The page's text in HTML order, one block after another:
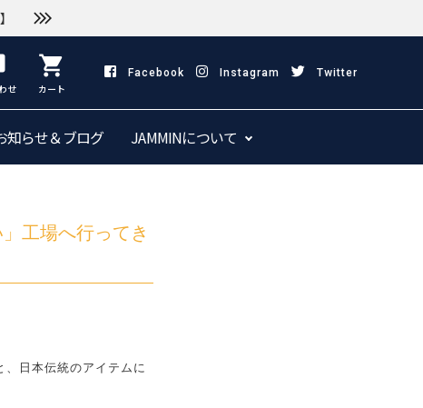
せ
shopping_cart
カート
Facebook Instagram Twitter
知らせ＆ブログ JAMMINについて
工場へ行ってき
日本伝統のアイテムに